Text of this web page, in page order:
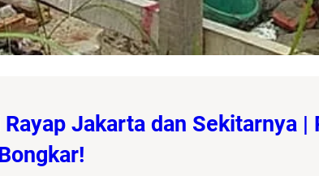
Jakarta dan Sekitarnya |